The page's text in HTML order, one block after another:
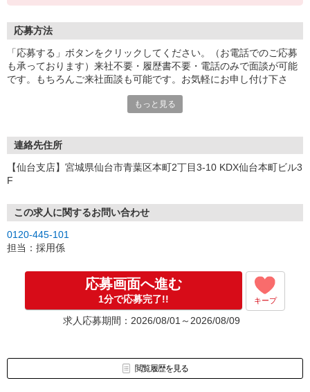
応募方法
「応募する」ボタンをクリックしてください。（お電話でのご応募
も承っております）来社不要・履歴書不要・電話のみで面談が可能
です。もちろんご来社面談も可能です。お気軽にお申し付け下さ
もっと見る
連絡先住所
【仙台支店】宮城県仙台市青葉区本町2丁目3-10 KDX仙台本町ビル3
F
この求人に関するお問い合わせ
0120-445-101
担当：採用係
応募画面へ進む
1分で応募完了!! キープ
求人応募期間：2026/08/01～2026/08/09
閲覧履歴を見る